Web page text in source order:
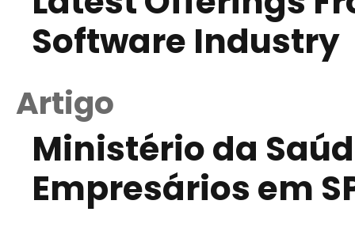
Software Industry
Artigo
Ministério da
Empresários em